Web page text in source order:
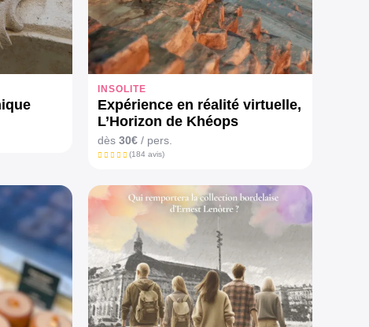
INSOLITE
Expérience en réalité virtuelle,
L’Horizon de Khéops
dès 30€ / pers.
(184 avis)